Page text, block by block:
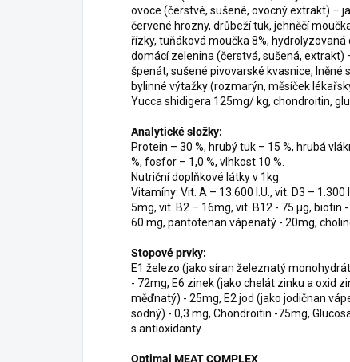
ovoce (čerstvé, sušené, ovocný extrakt) –
červené hrozny, drůbeží tuk, jehněčí
řízky, tuňáková moučka 8%,
domácí zelenina (čerstvá, sušená, extrakt)
špenát, sušené pivovarské kvasnice, lněné
bylinné výtažky (rozmarýn, měsíček
Yucca shidigera 125mg/ kg, chondroitin,
Analytické složky:
Protein – 30 %, hrubý tuk – 15 %, hrubá
%, fosfor – 1,0 %, vlhkost 10 %.
Nutriční doplňkové látky v 1kg:
Vitamíny: Vit. A – 13.600 I.U., vit. D3 –
5mg, vit. B2 – 16mg, vit. B12 - 75 µg, biotin
60 mg, pantotenan vápenatý - 20mg,
Stopové prvky:
E1 železo (jako síran železnatý
- 72mg, E6 zinek (jako chelát zinku a oxid
měďnatý) - 25mg, E2 jod (jako jodičnan
sodný) - 0,3 mg, Chondroitin -75mg,
s antioxidanty.
Optimal MEAT COMPLEX